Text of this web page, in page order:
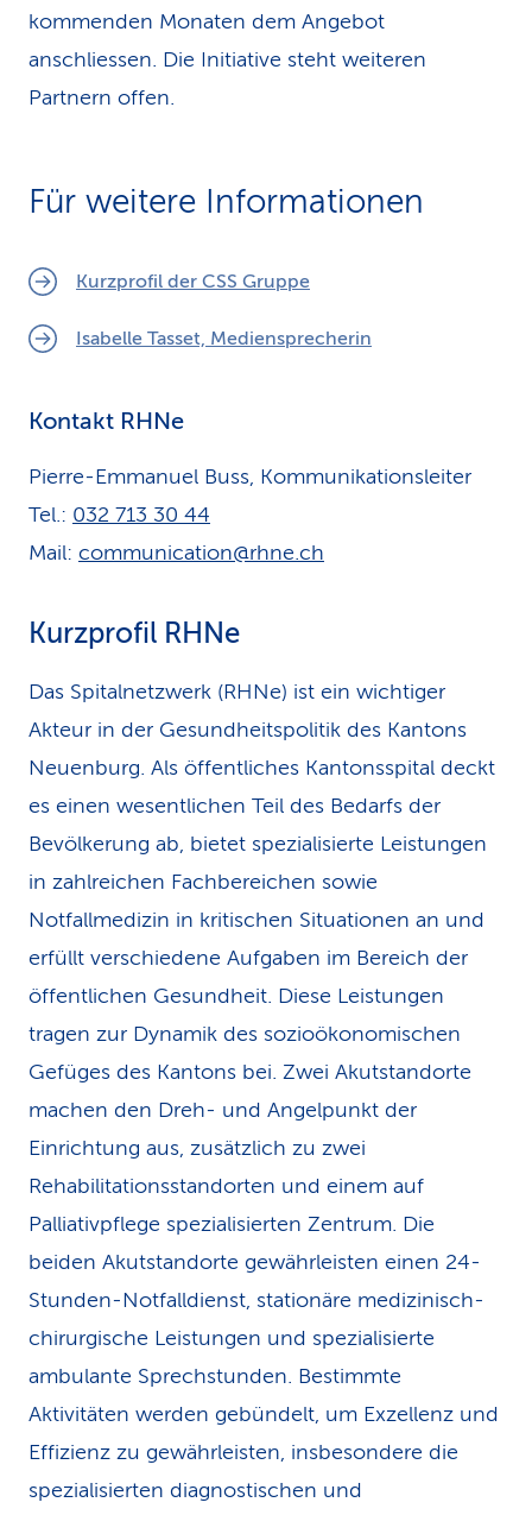
kommenden Monaten dem Angebot
anschliessen. Die Initiative steht weiteren
Partnern offen.
Für weitere Informationen
Kurzprofil der CSS Gruppe
Isabelle Tasset, Mediensprecherin
Kontakt RHNe
Pierre-Emmanuel Buss, Kommunikationsleiter
Tel.: 032 713 30 44
Mail: communication@rhne.ch
Kurzprofil RHNe
Das Spitalnetzwerk (RHNe) ist ein wichtiger
Akteur in der Gesundheitspolitik des Kantons
Neuenburg. Als öffentliches Kantonsspital deckt
es einen wesentlichen Teil des Bedarfs der
Bevölkerung ab, bietet spezialisierte Leistungen
in zahlreichen Fachbereichen sowie
Notfallmedizin in kritischen Situationen an und
erfüllt verschiedene Aufgaben im Bereich der
öffentlichen Gesundheit. Diese Leistungen
tragen zur Dynamik des sozioökonomischen
Gefüges des Kantons bei. Zwei Akutstandorte
machen den Dreh- und Angelpunkt der
Einrichtung aus, zusätzlich zu zwei
Rehabilitationsstandorten und einem auf
Palliativpflege spezialisierten Zentrum. Die
beiden Akutstandorte gewährleisten einen 24-
Stunden-Notfalldienst, stationäre medizinisch-
chirurgische Leistungen und spezialisierte
ambulante Sprechstunden. Bestimmte
Aktivitäten werden gebündelt, um Exzellenz und
Effizienz zu gewährleisten, insbesondere die
spezialisierten diagnostischen und